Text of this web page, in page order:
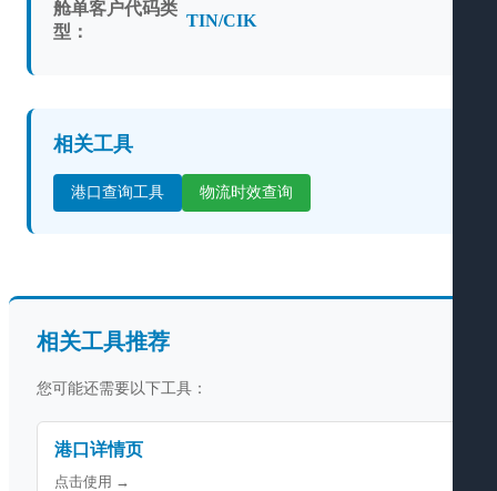
舱单客户代码类
型：
TIN/CIK
相关工具
港口查询工具 物流时效查询
相关工具推荐
您可能还需要以下工具：
港口详情页
点击使用 →